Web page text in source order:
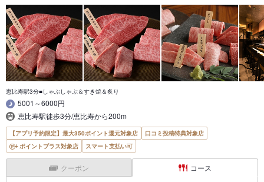
恵比寿駅3分■しゃぶしゃぶ＆すき焼＆炙り
5001～6000円
恵比寿駅徒歩3分/恵比寿から200m
【アプリ予約限定】最大350ポイント還元対象店
口コミ投稿特典対象店
ポイントプラス対象店
スマート支払い可
クーポン コース